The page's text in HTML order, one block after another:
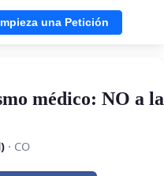
una Petición
médico: NO a
· CO